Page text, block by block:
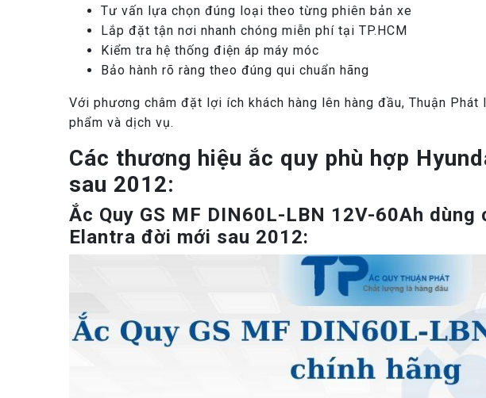
Tư vấn lựa chọn đúng loại theo từng phiên bản xe
Lắp đặt tận nơi nhanh chóng miễn phí tại TP.HCM
Kiểm tra hệ thống điện áp máy móc
Bảo hành rõ ràng theo đúng qui chuẩn hãng
Với phương châm đặt lợi ích khách hàng lên hàng đầu, Thuận
phẩm và dịch vụ.
Các thương hiệu ắc quy phù hợp
sau 2012:
Ắc Quy GS MF DIN60L-LBN 12V-60Ah
Elantra đời mới sau 2012: